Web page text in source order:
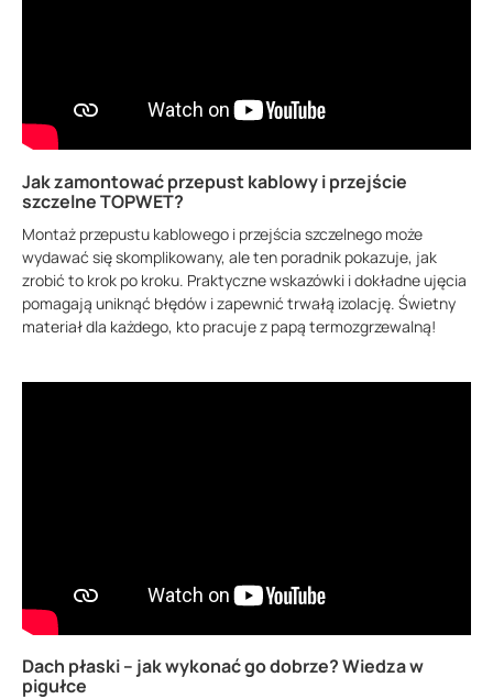
Jak zamontować przepust kablowy i przejście
szczelne TOPWET?
Montaż przepustu kablowego i przejścia szczelnego może
wydawać się skomplikowany, ale ten poradnik pokazuje, jak
zrobić to krok po kroku. Praktyczne wskazówki i dokładne ujęcia
pomagają uniknąć błędów i zapewnić trwałą izolację. Świetny
materiał dla każdego, kto pracuje z papą termozgrzewalną!
Dach płaski – jak wykonać go dobrze? Wiedza w
pigułce